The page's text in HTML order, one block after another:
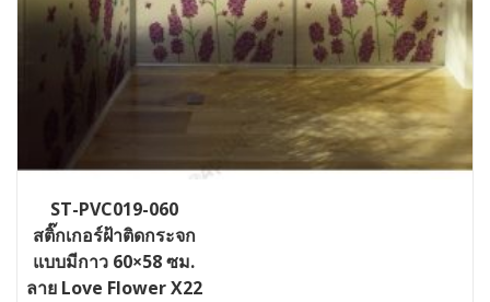
ST-PVC019-060
สติ๊กเกอร์ฝ้าติดกระจก
แบบมีกาว 60×58 ซม.
ลาย Love Flower X22